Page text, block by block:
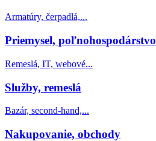
Armatúry, čerpadlá,...
Priemysel, poľnohospodárstvo
Remeslá, IT, webové...
Služby, remeslá
Bazár, second-hand,...
Nakupovanie, obchody